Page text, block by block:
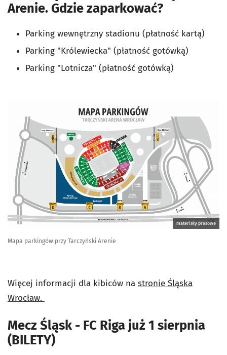
Arenie. Gdzie zaparkować?
Parking wewnętrzny stadionu (płatność kartą)
Parking "Królewiecka" (płatność gotówką)
Parking "Lotnicza" (płatność gotówką)
materiały prasowe
Mapa parkingów przy Tarczyński Arenie
Więcej informacji dla kibiców na stronie Śląska
Wrocław.
Mecz Śląsk - FC Riga już 1 sierpnia
(BILETY)